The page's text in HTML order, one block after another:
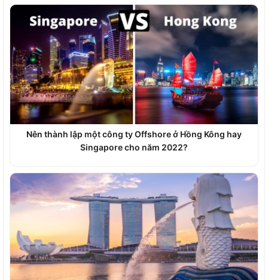
Nên thành lập một công ty Offshore ở Hồng Kông hay
Singapore cho năm 2022?